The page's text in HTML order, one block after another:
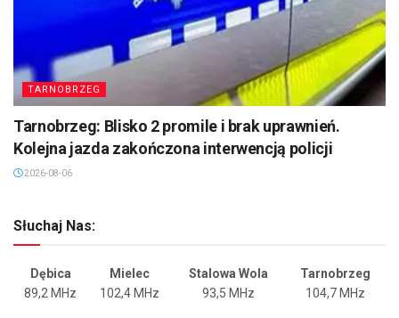
TARNOBRZEG
Tarnobrzeg: Blisko 2 promile i brak uprawnień.
Kolejna jazda zakończona interwencją policji
2026-08-06
Słuchaj Nas:
Dębica Mielec Stalowa Wola
Tarnobrzeg
89,2 MHz
102,4 MHz 93,5 MHz 104,7 MHz